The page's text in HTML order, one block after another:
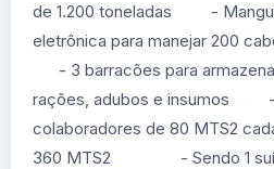
de 1.200 toneladas -
eletrônica para manejar 200
- 3 barracões para
rações, adubos e insumos -
colaboradores de 80 MTS2
360 MTS2 - Sendo 1